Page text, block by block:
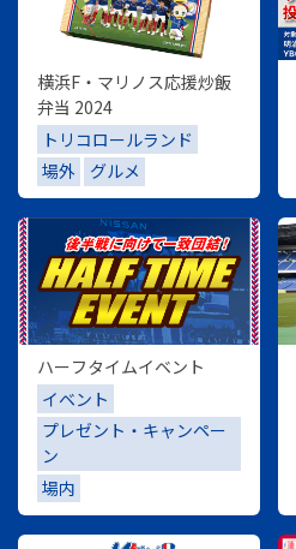
横浜F・マリノス応援炒飯
弁当 2024
トリコロールランド
場外
グルメ
ハーフタイムイベント
イベント
プレゼント・キャンペー
ン
場内